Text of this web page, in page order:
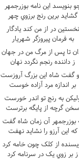
بنويسد اين نامه بوزرجمهر
گشايد برين رنج برزوي چهر
نخستين در از من کند يادگار
به فرمان پيروزگر شهريار
تا پس از مرگ من در جهان
ز داننده رنجم نگردد نهان
گفت شاه اين بزرگ آروزست
بر اندازه مرد آزاده خوست
به رنج تو اندر خورست
سخن گرچه از پايگه برترست
بوزرجمهر آن زمان شاه گفت
که اين آرزو را نشايد نهفت
از کلک چون خامه کرد
ز بر زوي يک در سرنامه کرد